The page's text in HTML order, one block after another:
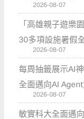
2026-08-07
「高雄親子遊樂
30多項設施暑假
2026-08-07
每周抽籤展示AI
全面邁向AI
2026-08-07
敏實科大全面邁